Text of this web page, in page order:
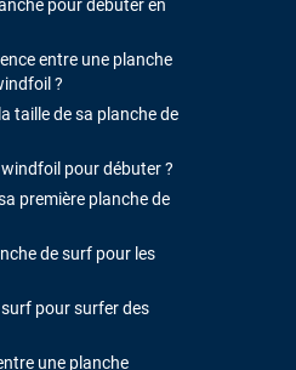
pour débuter en
entre une planche
?
taille de sa planche de
pour débuter ?
première planche de
de surf pour les
pour surfer des
une planche